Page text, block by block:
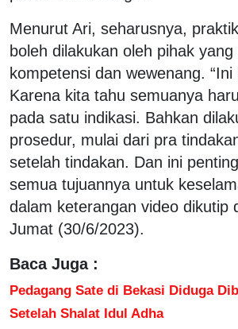
Menurut Ari, seharusnya,
boleh dilakukan oleh pihak yang
kompetensi dan wewenang.
Karena kita tahu semuanya
pada satu indikasi. Bahkan
prosedur, mulai dari pra
setelah tindakan. Dan ini
semua tujuannya untuk
dalam keterangan video dikutip
Jumat (30/6/2023).
Baca Juga :
Pedagang Sate di Bekasi Diduga
Setelah Shalat Idul Adha